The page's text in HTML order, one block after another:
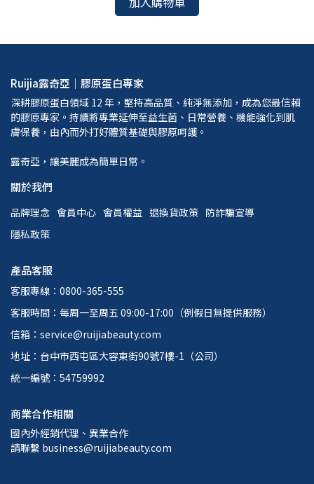
Ruijia露奇亞｜膠原蛋白專家
深耕膠原蛋白領域 12 年，堅持高品質、純淨無添加，成為您最信賴
的膠原專家。持續將專業延伸至益生菌、日常營養、機能強化到肌
膚保養，由內而外打好體質基礎與膠原呵護。
露奇亞，讓美麗成為簡單日常。
關於我們
品牌理念 會員中心 會員權益 退換貨政策 防詐騙宣導
隱私政策
產品客服
客服專線：0800-365-555
客服時間：每周一至周五 09:00-17:00（例假日無提供服務）
信箱：service@ruijiabeauty.com
地址：台中市西屯區大容東街90號7樓-1（公司）
統一編號：54759992
商業合作相關
國內外經銷代理、異業合作
請聯繫 business@ruijiabeauty.com